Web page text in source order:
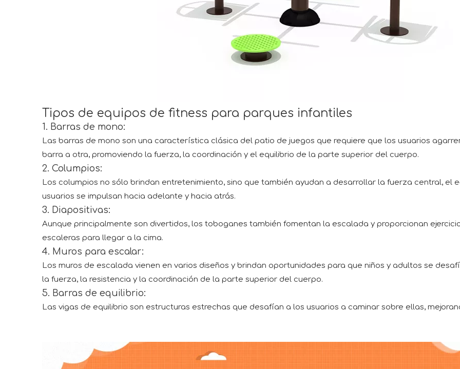
Tipos de equipos de fitness para parques infantiles
1. Barras de mono:
Las barras de mono son una característica clásica del patio de juegos que requiere que los usuarios
barra a otra, promoviendo la fuerza, la coordinación y el equilibrio de la parte superior del cuerpo.
2. Columpios:
Los columpios no sólo brindan entretenimiento, sino que también ayudan a desarrollar la fuerza central, el
usuarios se impulsan hacia adelante y hacia atrás.
3. Diapositivas:
Aunque principalmente son divertidos, los toboganes también fomentan la escalada y proporcionan
escaleras para llegar a la cima.
4. Muros para escalar:
Los muros de escalada vienen en varios diseños y brindan oportunidades para que niños y adultos se
la fuerza, la resistencia y la coordinación de la parte superior del cuerpo.
5. Barras de equilibrio:
Las vigas de equilibrio son estructuras estrechas que desafían a los usuarios a caminar sobre ellas,